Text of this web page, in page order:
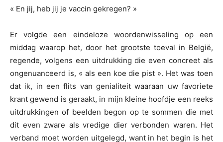
« En jij, heb jij je vaccin gekregen? »
Er volgde een eindeloze woordenwisseling op een
middag waarop het, door het grootste toeval in België,
regende, volgens een uitdrukking die even concreet als
ongenuanceerd is, « als een koe die pist ». Het was toen
dat ik, in een flits van genialiteit waaraan uw favoriete
krant gewend is geraakt, in mijn kleine hoofdje een reeks
uitdrukkingen of beelden begon op te sommen die met
dit even zware als vredige dier verbonden waren. Het
verband moet worden uitgelegd, want in het begin is het